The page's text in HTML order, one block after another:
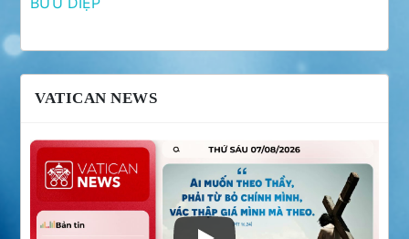
VATICAN NEWS